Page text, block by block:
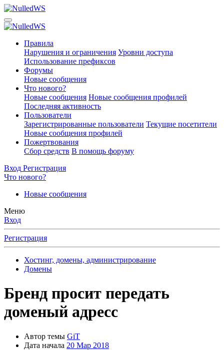
Правила
Нарушения и ограничения Уровни доступа
Использование префиксов
Форумы
Новые сообщения
Что нового?
Новые сообщения Новые сообщения профилей
Последняя активность
Пользователи
Зарегистрированные пользователи Текущие посетители
Новые сообщения профилей
Пожертвования
Сбор средств В помощь форуму
Вход Регистрация
Что нового?
Новые сообщения
Меню
Вход
Регистрация
Хостинг, домены, администрирование
Домены
Бренд просит передать
доменый адресс
Автор темы GiT
Дата начала 20 Мар 2018